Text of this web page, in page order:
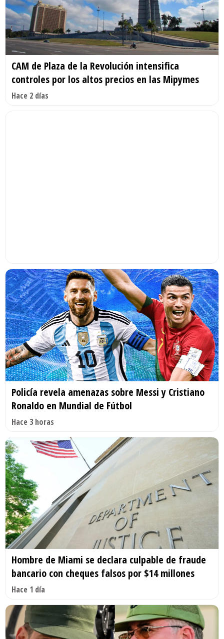
CAM de Plaza de la Revolución intensifica
controles por los altos precios en las Mipymes
Hace 2 días
Policía revela amenazas sobre Messi y Cristiano
Ronaldo en Mundial de Fútbol
Hace 3 horas
Hombre de Miami se declara culpable de fraude
bancario con cheques falsos por $14 millones
Hace 1 día